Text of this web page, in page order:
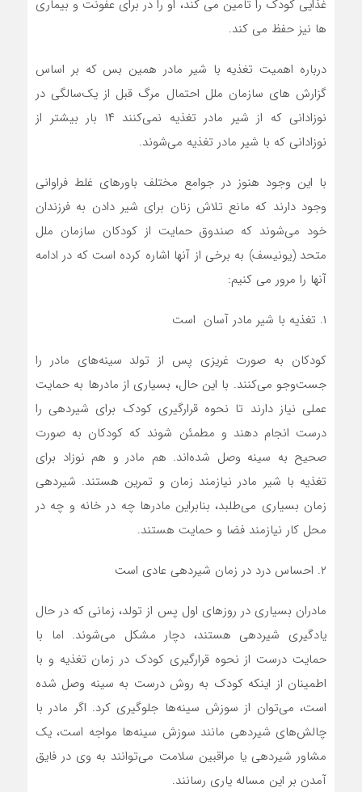
غذایی کودک را تامین می کند، او را در برای عفونت و بیماری
ها نیز حفظ می کند.
درباره اهمیت تغذیه با شیر مادر همین بس که بر اساس
گزارش های سازمان ملل احتمال مرگ قبل از یک‌سالگی در
نوزادانی که از شیر مادر تغذیه نمی‌کنند ۱۴ بار بیشتر از
نوزادانی که با شیر مادر تغذیه می‌شوند.
با این وجود هنوز در جوامع مختلف باورهای غلط فراوانی
وجود دارند که مانع تلاش زنان برای شیر دادن به فرزندان
خود می‌شوند که صندوق حمایت از کودکان سازمان ملل
متحد (یونیسف) به برخی از آنها اشاره کرده است که در ادامه
آنها را مرور می کنیم:
۱. تغذیه با شیر مادر آسان است
کودکان به صورت غریزی پس از تولد سینه‌های مادر را
جست‌وجو می‌کنند. با این حال،‌ بسیاری از مادرها به حمایت
عملی نیاز دارند تا نحوه قرارگیری کودک برای شیردهی را
درست انجام دهند و مطمئن شوند که کودکان به صورت
صحیح به سینه وصل شده‌اند. هم مادر و هم نوزاد برای
تغذیه با شیر مادر نیازمند زمان و تمرین هستند. شیردهی
زمان بسیاری می‌طلبد، بنابراین مادرها چه در خانه و چه در
محل کار نیازمند فضا و حمایت هستند.
۲. احساس درد در زمان شیردهی عادی است
مادران بسیاری در روزهای اول پس از تولد، زمانی که در حال
یادگیری شیردهی هستند، دچار مشکل می‌شوند. اما با
حمایت درست از نحوه قرارگیری کودک در زمان تغذیه و با
اطمینان از اینکه کودک به روش درست به سینه وصل شده
است،‌ می‌توان از سوزش سینه‌ها جلوگیری کرد. اگر مادر با
چالش‌های شیردهی مانند سوزش سینه‌ها مواجه است،‌ یک
مشاور شیردهی یا مراقبین سلامت می‌توانند به وی در فایق
آمدن بر این مساله یاری رسانند.